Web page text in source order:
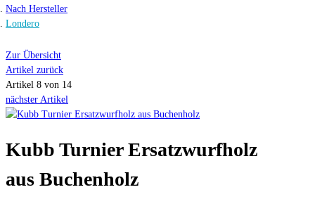
Nach Hersteller
Londero
Zur Übersicht
Artikel zurück
Artikel 8 von 14
nächster Artikel
Kubb Turnier Ersatzwurfholz
aus Buchenholz